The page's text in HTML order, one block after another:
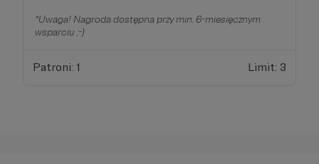
*Uwaga! Nagroda dostępna przy min. 6-miesięcznym
wsparciu ;-)
Patroni: 1 Limit: 3